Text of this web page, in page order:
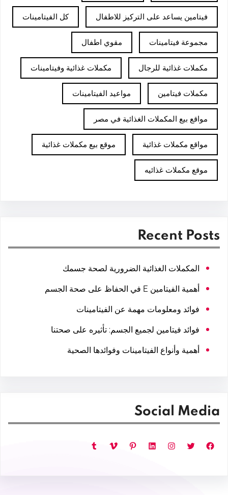
فيتامين يساعد على التركيز للاطفال كل الفيتامينات
مجموعة فيتامينات مقوي اطفال
مكملات غذائية للرجال مكملات غذائية وفيتامينات
مكملات فيتامين مواعيد الفيتامينات
مواقع بيع المكملات الغذائية في مصر
مواقع مكملات غذائية موقع بيع مكملات غذائية
موقع مكملات غذائيه
Recent Posts
المكملات الغذائية الضرورية لصحة جسمك
أهمية الفيتامين E في الحفاظ على صحة الجسم
فوائد ومعلومات مهمة عن الفيتامينات
فوائد فيتامين لجميع الجسم: تأثيره على صحتنا
أهمية وأنواع الفيتامينات وفوائدها الصحية
Social Media
فيسبوك تويتر إنستجرام لينكد إن بينتريست فيميو تمبلر